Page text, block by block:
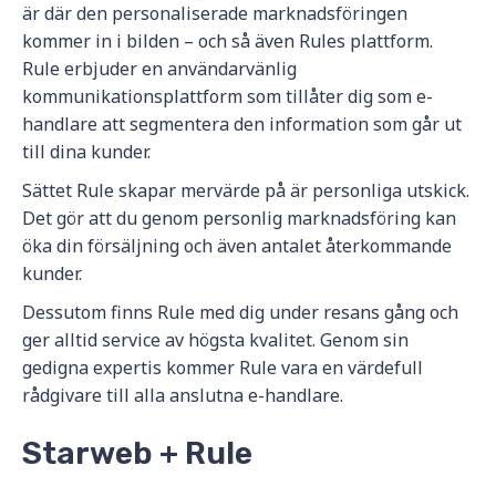
är där den personaliserade marknadsföringen
kommer in i bilden – och så även Rules plattform.
Rule erbjuder en användarvänlig
kommunikationsplattform som tillåter dig som e-
handlare att segmentera den information som går ut
till dina kunder.
Sättet Rule skapar mervärde på är personliga utskick.
Det gör att du genom personlig marknadsföring kan
öka din försäljning och även antalet återkommande
kunder.
Dessutom finns Rule med dig under resans gång och
ger alltid service av högsta kvalitet. Genom sin
gedigna expertis kommer Rule vara en värdefull
rådgivare till alla anslutna e-handlare.
Starweb + Rule